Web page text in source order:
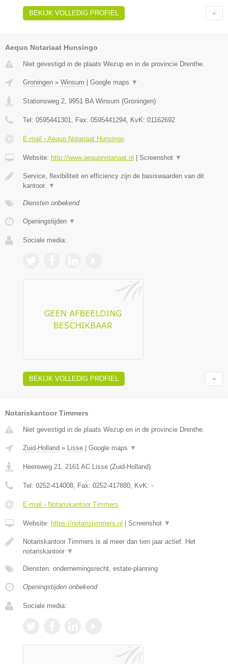
BEKIJK VOLLEDIG PROFIEL
Aequo Notariaat Hunsingo
Niet gevestigd in de plaats Wezup en in de provincie Drenthe.
Groningen » Winsum Google maps ▼
Stationsweg 2 9951 BA Winsum (Groningen)
Tel: 0595441301 , Fax: 0595441294 , KvK: 01162692
E-mail › Aequo Notariaat Hunsingo
Website: http://www.aequonotariaat.nl Screenshot ▼
Service, flexibiliteit en efficiency zijn de basiswaarden van dit
kantoor.
▼
Diensten onbekend
Openingstijden ▼
Sociale media:
BEKIJK VOLLEDIG PROFIEL
Notariskantoor Timmers
Niet gevestigd in de plaats Wezup en in de provincie Drenthe.
Zuid-Holland » Lisse Google maps ▼
Heereweg 21, 2161 AC Lisse (Zuid-Holland)
Tel: 0252-414008, Fax: 0252-417880, KvK: -
E-mail › Notariskantoor Timmers
Website: https://notaristimmers.nl Screenshot ▼
Notariskantoor Timmers is al meer dan tien jaar actief. Het
notariskantoor ▼
Diensten: ondernemingsrecht, estate-planning
Openingstijden onbekend
Sociale media: